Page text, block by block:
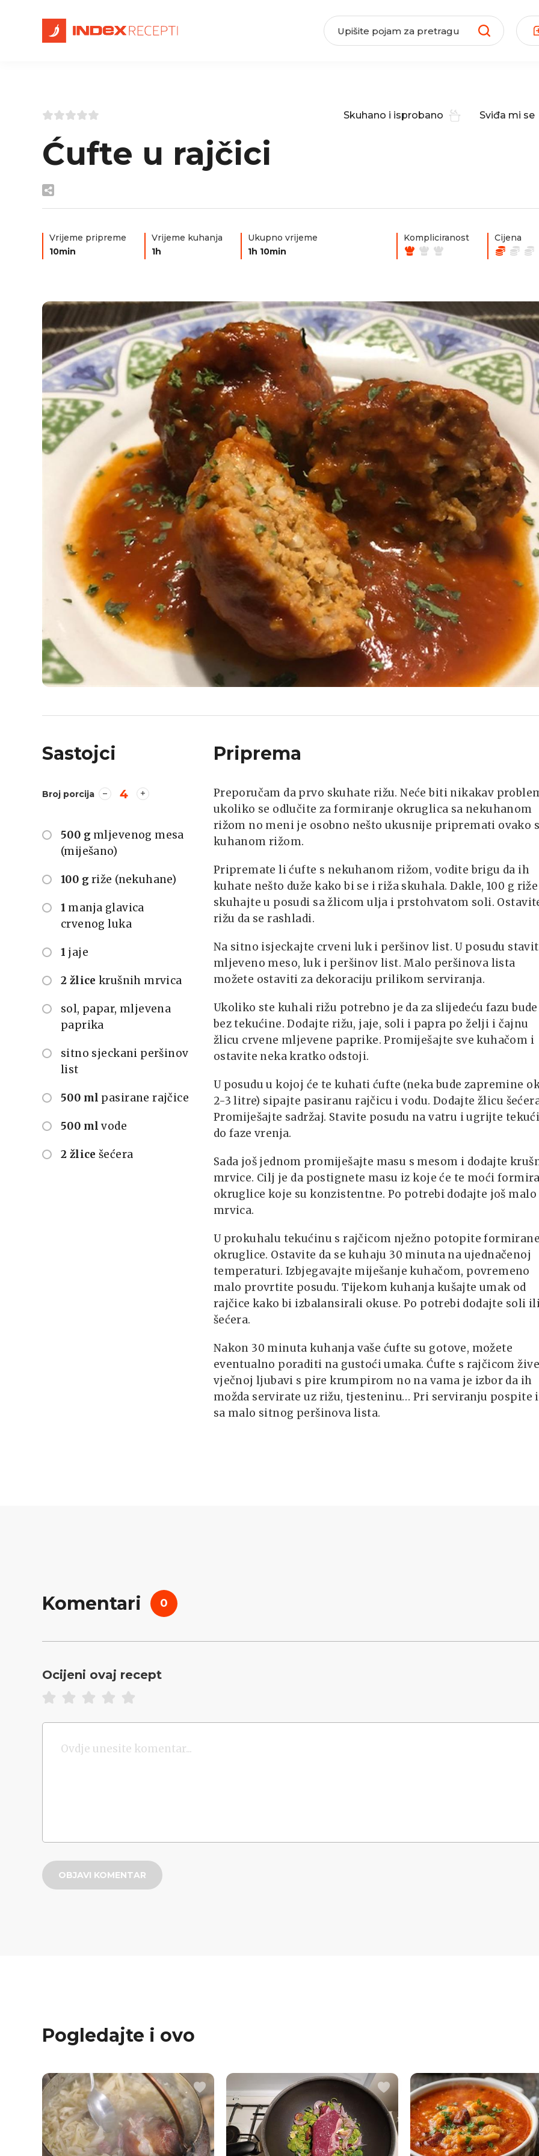
Skuhano i isprobano Sviđa mi se
Ćufte u rajčici
Vrijeme pripreme
10min
Vrijeme kuhanja
1h
Ukupno vrijeme
1h 10min
Kompliciranost Cijena
Sastojci
Broj porcija 4
500 g mljevenog mesa
(miješano)
100 g riže (nekuhane)
1 manja glavica
crvenog luka
1 jaje
2 žlice krušnih mrvica
sol, papar, mljevena
paprika
sitno sjeckani peršinov
list
500 ml pasirane rajčice
500 ml vode
2 žlice šećera
Priprema
Preporučam da prvo skuhate rižu. Neće biti nikakav
ukoliko se odlučite za formiranje okruglica sa nekuhanom
rižom no meni je osobno nešto ukusnije pripremati ovako
kuhanom rižom.
Pripremate li ćufte s nekuhanom rižom, vodite brigu da ih
kuhate nešto duže kako bi se i riža skuhala. Dakle, 100 g riže
skuhajte u posudi sa žlicom ulja i prstohvatom soli.
rižu da se rashladi.
Na sitno isjeckajte crveni luk i peršinov list. U posudu
mljeveno meso, luk i peršinov list. Malo peršinova lista
možete ostaviti za dekoraciju prilikom serviranja.
Ukoliko ste kuhali rižu potrebno je da za slijedeću fazu bude
bez tekućine. Dodajte rižu, jaje, soli i papra po želji i čajnu
žlicu crvene mljevene paprike. Promiješajte sve kuhačom i
ostavite neka kratko odstoji.
U posudu u kojoj će te kuhati ćufte (neka bude zapremine
2-3 litre) sipajte pasiranu rajčicu i vodu. Dodajte žlicu
Promiješajte sadržaj. Stavite posudu na vatru i ugrijte
do faze vrenja.
Sada još jednom promiješajte masu s mesom i dodajte
mrvice. Cilj je da postignete masu iz koje će te moći
okruglice koje su konzistentne. Po potrebi dodajte još malo
mrvica.
U prokuhalu tekućinu s rajčicom nježno potopite
okruglice. Ostavite da se kuhaju 30 minuta na ujednačenoj
temperaturi. Izbjegavajte miješanje kuhačom, povremeno
malo provrtite posudu. Tijekom kuhanja kušajte umak od
rajčice kako bi izbalansirali okuse. Po potrebi dodajte soli
šećera.
Nakon 30 minuta kuhanja vaše ćufte su gotove, možete
eventualno poraditi na gustoći umaka. Ćufte s rajčicom
vječnoj ljubavi s pire krumpirom no na vama je izbor da ih
možda servirate uz rižu, tjesteninu… Pri serviranju pospite
sa malo sitnog peršinova lista.
Komentari 0
Ocijeni ovaj recept
OBJAVI KOMENTAR
Pogledajte i ovo